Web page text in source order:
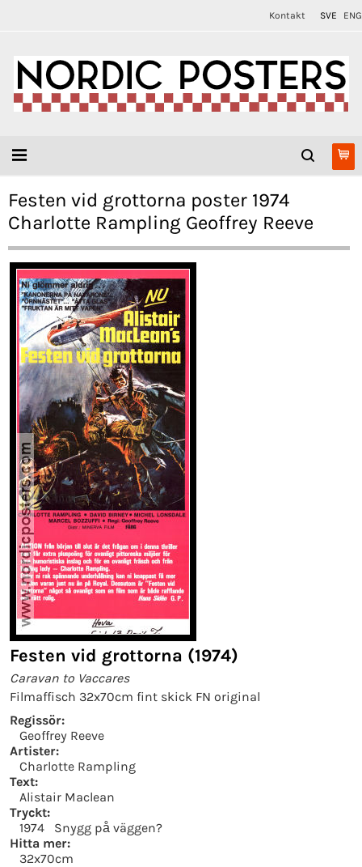
Kontakt SVE ENG
Festen vid grottorna poster 1974
Charlotte Rampling Geoffrey Reeve
Festen vid grottorna (1974)
Caravan to Vaccares
Filmaffisch 32x70cm fint skick FN original
Regissör:
Geoffrey Reeve
Artister:
Charlotte Rampling
Text:
Alistair Maclean
Tryckt:
1974
Snygg på väggen?
Hitta mer:
32x70cm